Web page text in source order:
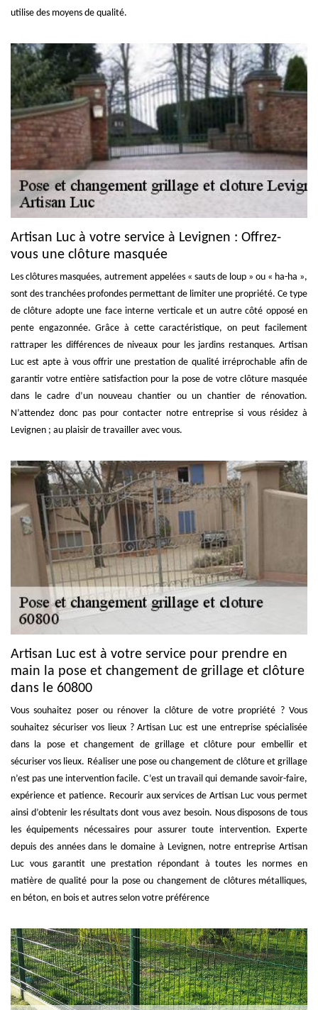
utilise des moyens de qualité.
Artisan Luc à votre service à Levignen : Offrez-
vous une clôture masquée
Les clôtures masquées, autrement appelées « sauts de loup » ou « ha-ha »,
sont des tranchées profondes permettant de limiter une propriété. Ce type
de clôture adopte une face interne verticale et un autre côté opposé en
pente engazonnée. Grâce à cette caractéristique, on peut facilement
rattraper les différences de niveaux pour les jardins restanques. Artisan
Luc est apte à vous offrir une prestation de qualité irréprochable afin de
garantir votre entière satisfaction pour la pose de votre clôture masquée
dans le cadre d’un nouveau chantier ou un chantier de rénovation.
N’attendez donc pas pour contacter notre entreprise si vous résidez à
Levignen ; au plaisir de travailler avec vous.
Artisan Luc est à votre service pour prendre en
main la pose et changement de grillage et clôture
dans le 60800
Vous souhaitez poser ou rénover la clôture de votre propriété ? Vous
souhaitez sécuriser vos lieux ? Artisan Luc est une entreprise spécialisée
dans la pose et changement de grillage et clôture pour embellir et
sécuriser vos lieux. Réaliser une pose ou changement de clôture et grillage
n’est pas une intervention facile. C’est un travail qui demande savoir-faire,
expérience et patience. Recourir aux services de Artisan Luc vous permet
ainsi d’obtenir les résultats dont vous avez besoin. Nous disposons de tous
les équipements nécessaires pour assurer toute intervention. Experte
depuis des années dans le domaine à Levignen, notre entreprise Artisan
Luc vous garantit une prestation répondant à toutes les normes en
matière de qualité pour la pose ou changement de clôtures métalliques,
en béton, en bois et autres selon votre préférence